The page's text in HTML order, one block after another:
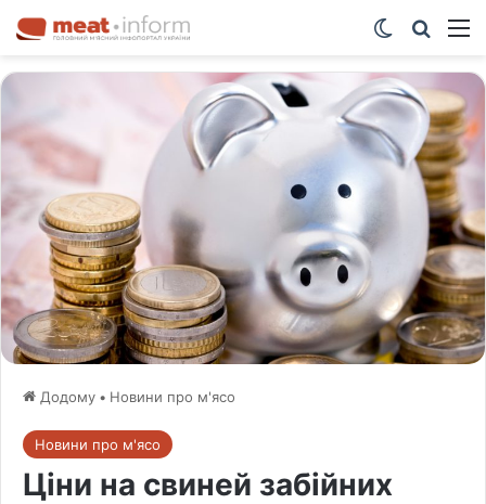
Switch skin
Додому • Новини про м'ясо
Новини про м'ясо
Ціни на свиней забійних